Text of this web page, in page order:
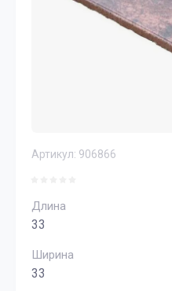
Артикул: 906866
Длина
33
Ширина
33